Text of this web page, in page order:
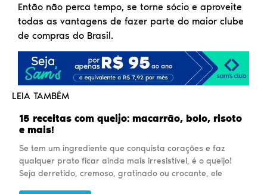
Então não perca tempo, se torne sócio e aproveite
todas as vantagens de fazer parte do maior clube
de compras do Brasil.
LEIA TAMBÉM
15 receitas com queijo: macarrão, bolo, risoto
e mais!
Se tem um ingrediente que conquista corações e faz
qualquer prato ficar ainda mais irresistível, é o queijo!
Seja derretido, cremoso, gratinado ou crocante, ele